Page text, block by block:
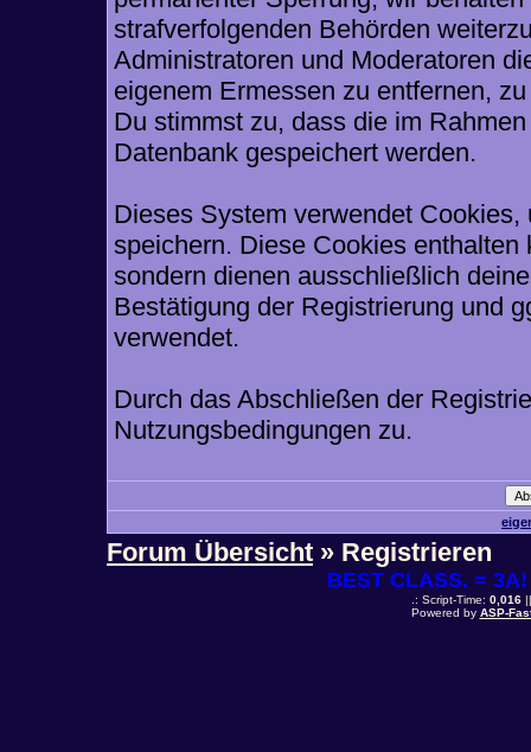
strafverfolgenden Behörden
Administratoren und Moderatoren
eigenem Ermessen zu entfernen,
Du stimmst zu, dass die im
Datenbank gespeichert werden.
Dieses System verwendet
speichern. Diese Cookies
sondern dienen ausschließlich
Bestätigung der Registrierung und
verwendet.
Durch das Abschließen der
Nutzungsbedingungen zu.
Forum Übersicht » Registrieren
BEST CLASS. =
.: Script-Time: 0,016||
Powered by ASP-